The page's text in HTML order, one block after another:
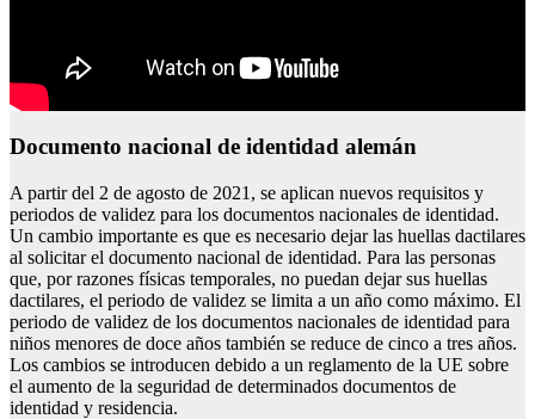
Documento nacional de identidad alemán
A partir del 2 de agosto de 2021, se aplican nuevos requisitos y
periodos de validez para los documentos nacionales de identidad.
Un cambio importante es que es necesario dejar las huellas dactilares
al solicitar el documento nacional de identidad. Para las personas
que, por razones físicas temporales, no puedan dejar sus huellas
dactilares, el periodo de validez se limita a un año como máximo. El
periodo de validez de los documentos nacionales de identidad para
niños menores de doce años también se reduce de cinco a tres años.
Los cambios se introducen debido a un reglamento de la UE sobre
el aumento de la seguridad de determinados documentos de
identidad y residencia.